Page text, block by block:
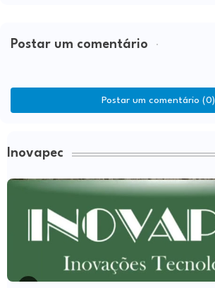
Postar um comentário
Postar um comentário (0)
Inovapec